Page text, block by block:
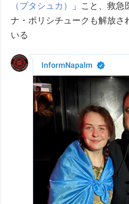
（プタシュカ）
」こと、救急
ナ・ポリシチュークも解放さ
いる